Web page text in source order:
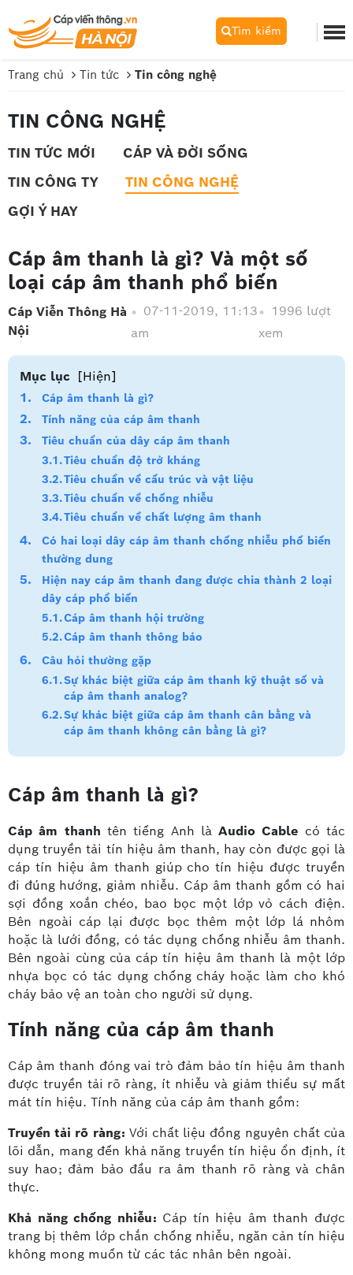
Tìm kiếm
Trang chủ Tin tức Tin công nghệ
TIN CÔNG NGHỆ
TIN TỨC MỚI
CÁP VÀ ĐỜI SỐNG
TIN CÔNG TY
TIN CÔNG NGHỆ
GỢI Ý HAY
Cáp âm thanh là gì? Và một số
loại cáp âm thanh phổ biến
Cáp Viễn Thông Hà
Nội
07-11-2019, 11:13
am
1996 lượt
xem
Mục lục [Hiện]
Cáp âm thanh là gì?
Tính năng của cáp âm thanh
Tiêu chuẩn của dây cáp âm thanh
Tiêu chuẩn độ trở kháng
Tiêu chuẩn về cấu trúc và vật liệu
Tiêu chuẩn về chống nhiễu
Tiêu chuẩn về chất lượng âm thanh
Có hai loại dây cáp âm thanh chống nhiễu phố biến
thường dung
Hiện nay cáp âm thanh đang được chia thành 2 loại
dây cáp phổ biến
Cáp âm thanh hội trường
Cáp âm thanh thông báo
Câu hỏi thường gặp
Sự khác biệt giữa cáp âm thanh kỹ thuật số và
cáp âm thanh analog?
Sự khác biệt giữa cáp âm thanh cân bằng và
cáp âm thanh không cân bằng là gì?
Cáp âm thanh là gì?
Cáp âm thanh tên tiếng Anh làAudio Cable có tác
dụng truyền tải tín hiệu âm thanh, hay còn được gọi là
cáp tín hiệu âm thanh giúp cho tín hiệu được truyền
đi đúng hướng, giảm nhiễu. Cáp âm thanh gồm có hai
sợi đồng xoắn chéo, bao bọc một lớp vỏ cách điện.
Bên ngoài cáp lại được bọc thêm một lớp lá nhôm
hoặc là lưới đồng, có tác dụng chống nhiễu âm thanh.
Bên ngoài cùng của cáp tín hiệu âm thanh là một lớp
nhựa bọc có tác dụng chống cháy hoặc làm cho khó
cháy bảo vệ an toàn cho người sử dụng.
Tính năng của cáp âm thanh
Cáp âm thanh đóng vai trò đảm bảo tín hiệu âm thanh
được truyền tải rõ ràng, ít nhiễu và giảm thiểu sự mất
mát tín hiệu. Tính năng của cáp âm thanh gồm:
Truyền tải rõ ràng: Với chất liệu đồng nguyên chất của
lõi dẫn, mang đến khả năng truyền tín hiệu ổn định, ít
suy hao; đảm bảo đầu ra âm thanh rõ ràng và chân
thực.
Khả năng chống nhiễu: Cáp tín hiệu âm thanh được
trang bị thêm lớp chắn chống nhiễu, ngăn cản tín hiệu
không mong muốn từ các tác nhân bên ngoài.